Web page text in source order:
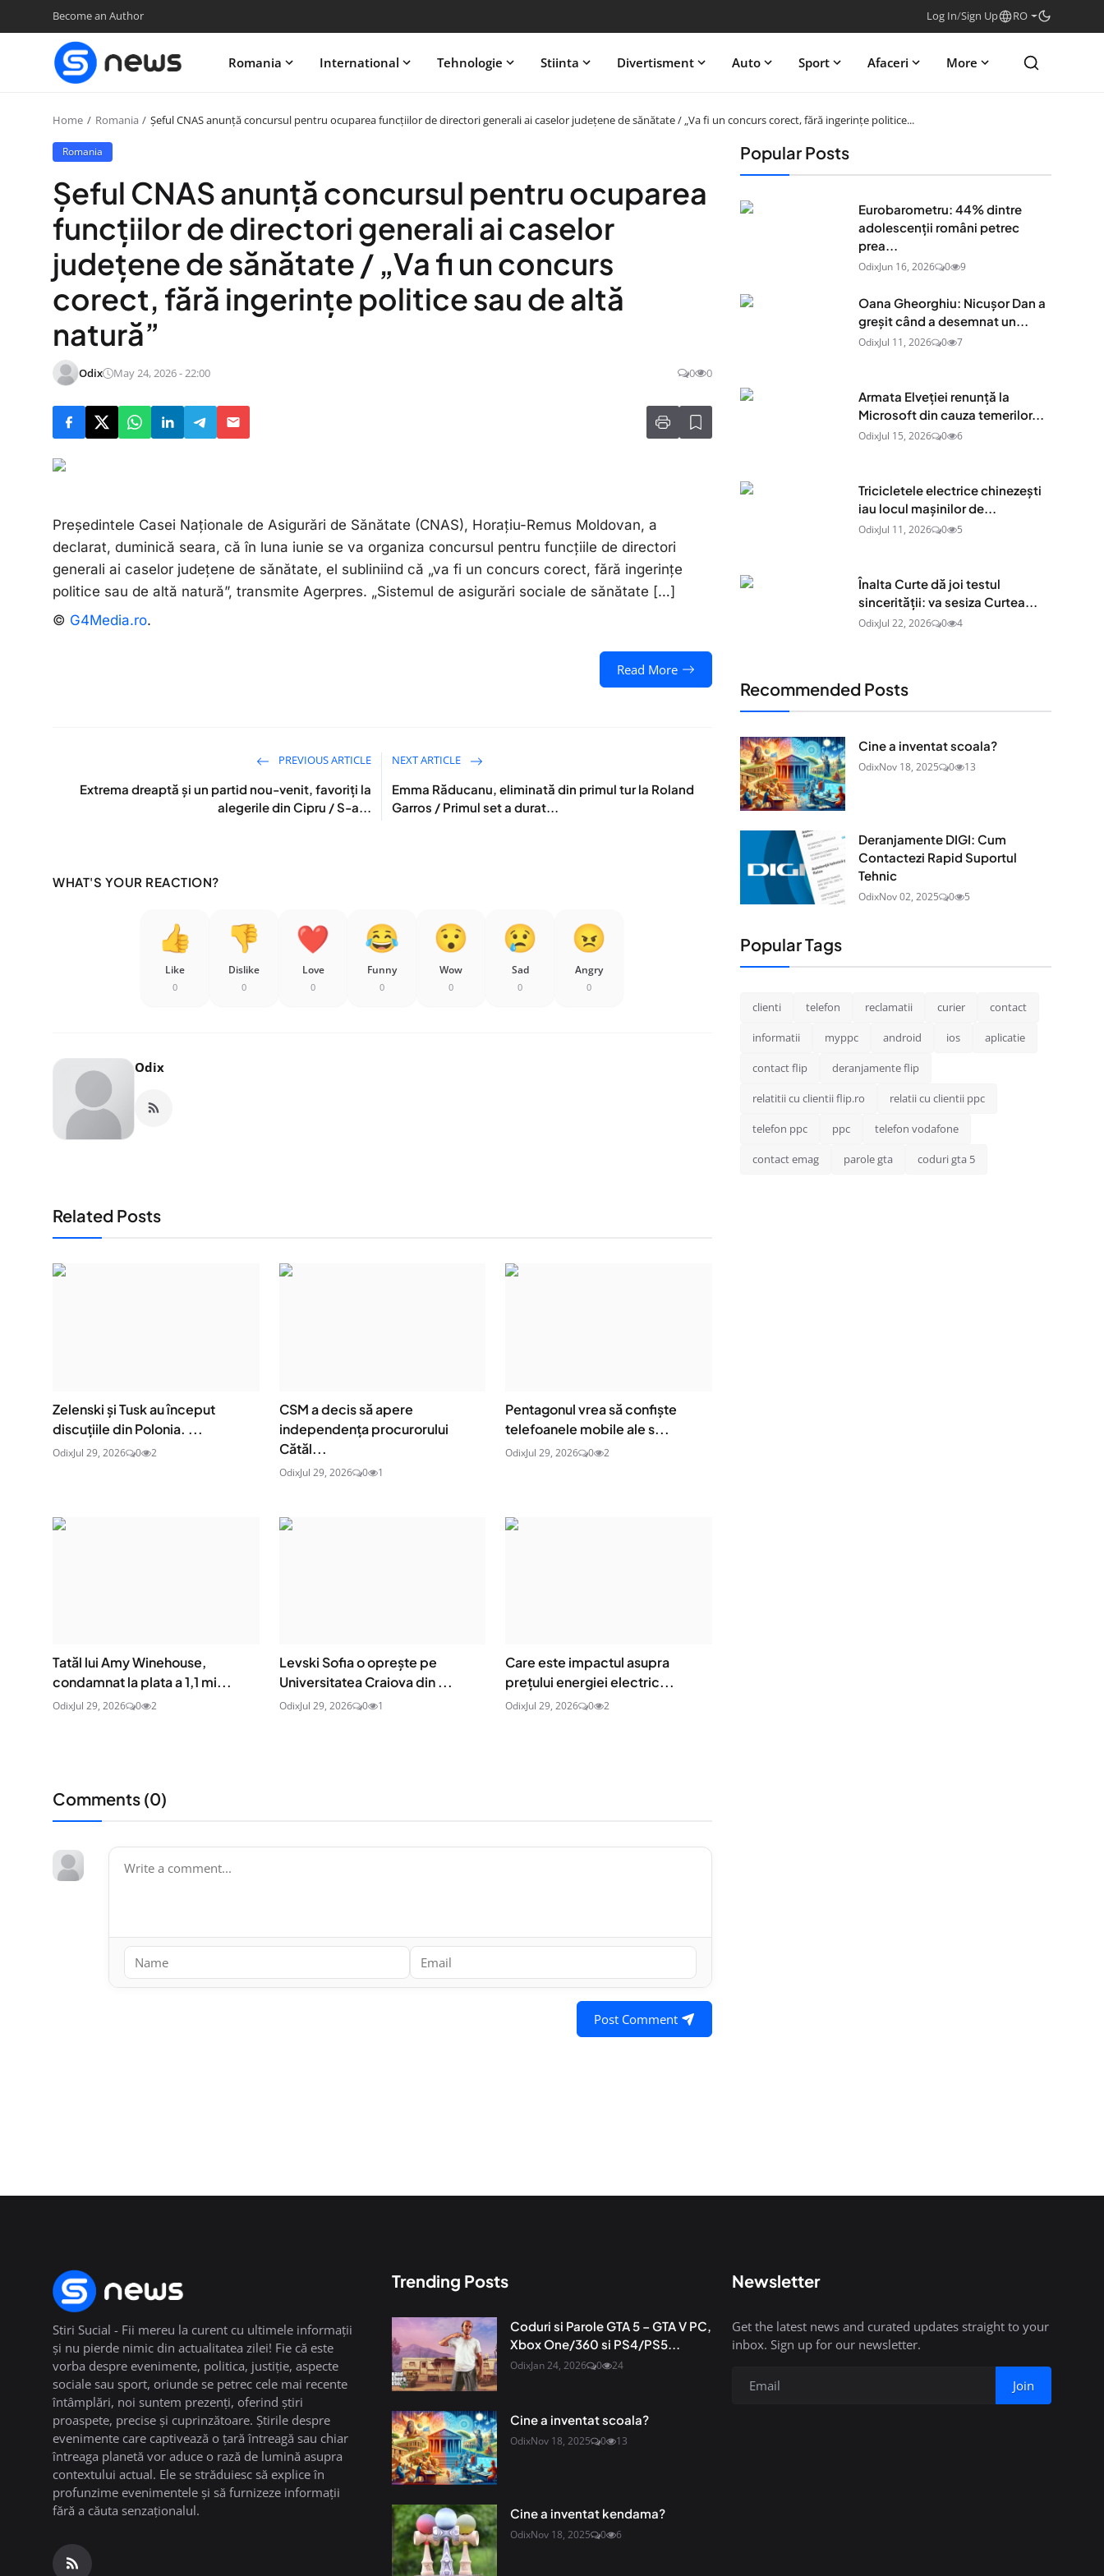
Become an Author Log In/Sign Up RO
Romania International Tehnologie Stiinta Divertisment Auto Sport Afaceri More
Home Romania Șeful CNAS anunţă concursul pentru ocuparea funcţiilor de directori generali ai caselor judeţene de sănătate / „Va fi un concurs corect, fără ingerinţe politice...
Romania
Șeful CNAS anunţă concursul pentru ocuparea
funcţiilor de directori generali ai caselor
judeţene de sănătate / „Va fi un concurs
corect, fără ingerinţe politice sau de altă
natură”
Odix May 24, 2026 - 22:00 0 0
Preşedintele Casei Naţionale de Asigurări de Sănătate (CNAS), Horaţiu-Remus Moldovan, a
declarat, duminică seara, că în luna iunie se va organiza concursul pentru funcţiile de directori
generali ai caselor judeţene de sănătate, el subliniind că „va fi un concurs corect, fără ingerinţe
politice sau de altă natură”, transmite Agerpres. „Sistemul de asigurări sociale de sănătate […]
© G4Media.ro.
Read More
PREVIOUS ARTICLE
Extrema dreaptă şi un partid nou-venit, favoriți la
alegerile din Cipru / S-a...
NEXT ARTICLE
Emma Răducanu, eliminată din primul tur la Roland
Garros / Primul set a durat...
WHAT'S YOUR REACTION?
Like
0
Dislike
0
Love
0
Funny
0
Wow
0
Sad
0
Angry
0
Odix
Related Posts
Zelenski și Tusk au început
discuțiile din Polonia. ...
OdixJul 29, 2026 0 2
CSM a decis să apere
independența procurorului
Cătăl...
OdixJul 29, 2026 0 1
Pentagonul vrea să confiște
telefoanele mobile ale s...
OdixJul 29, 2026 0 2
Tatăl lui Amy Winehouse,
condamnat la plata a 1,1 mi...
OdixJul 29, 2026 0 2
Levski Sofia o oprește pe
Universitatea Craiova din ...
OdixJul 29, 2026 0 1
Care este impactul asupra
prețului energiei electric...
OdixJul 29, 2026 0 2
Comments (0)
Post Comment
Popular Posts
Eurobarometru: 44% dintre
adolescenţii români petrec
prea...
OdixJun 16, 2026 0 9
Oana Gheorghiu: Nicușor Dan a
greșit când a desemnat un...
OdixJul 11, 2026 0 7
Armata Elveției renunță la
Microsoft din cauza temerilor...
OdixJul 15, 2026 0 6
Tricicletele electrice chinezești
iau locul mașinilor de...
OdixJul 11, 2026 0 5
Înalta Curte dă joi testul
sincerității: va sesiza Curtea...
OdixJul 22, 2026 0 4
Recommended Posts
Cine a inventat scoala?
OdixNov 18, 2025 0 13
Deranjamente DIGI: Cum
Contactezi Rapid Suportul
Tehnic
OdixNov 02, 2025 0 5
Popular Tags
clienti telefon reclamatii curier contact
informatii myppc android ios aplicatie
contact flip deranjamente flip
relatitii cu clientii flip.ro relatii cu clientii ppc
telefon ppc ppc telefon vodafone
contact emag parole gta coduri gta 5
Stiri Sucial - Fii mereu la curent cu ultimele informații
și nu pierde nimic din actualitatea zilei! Fie că este
vorba despre evenimente, politica, justiție, aspecte
sociale sau sport, oriunde se petrec cele mai recente
întâmplări, noi suntem prezenți, oferind știri
proaspete, precise și cuprinzătoare. Știrile despre
evenimente care captivează o țară întreagă sau chiar
întreaga planetă vor aduce o rază de lumină asupra
contextului actual. Ele se străduiesc să explice în
profunzime evenimentele și să furnizeze informații
fără a căuta senzaționalul.
Trending Posts
Coduri si Parole GTA 5 – GTA V PC,
Xbox One/360 si PS4/PS5...
OdixJan 24, 2026 0 24
Cine a inventat scoala?
OdixNov 18, 2025 0 13
Cine a inventat kendama?
OdixNov 18, 2025 0 6
Newsletter
Get the latest news and curated updates straight to your
inbox. Sign up for our newsletter.
Join